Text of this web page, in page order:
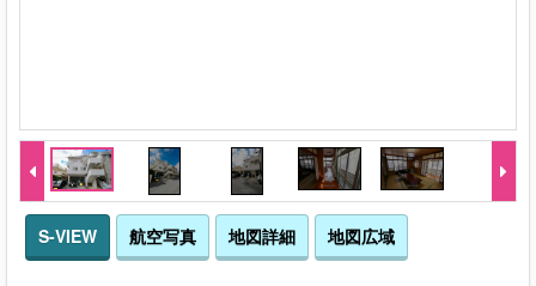
S-VIEW 航空写真 地図詳細 地図広域